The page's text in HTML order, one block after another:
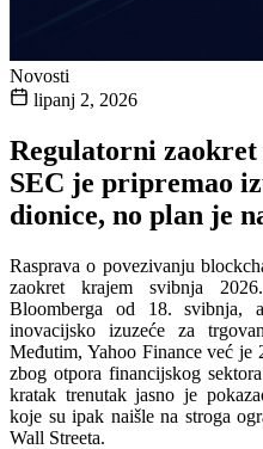
Novosti
lipanj 2, 2026
Regulatorni
SEC je pripremao
dionice, no plan je
Rasprava o povezivanju
zaokret krajem svibnja
Bloomberga od 18. svibnja,
inovacijsko izuzeće za
Međutim, Yahoo Finance već
zbog otpora financijskog
kratak trenutak jasno je
koje su ipak naišle na stroga
Wall Streeta.